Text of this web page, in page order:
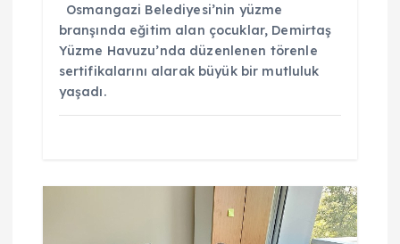
Osmangazi Belediyesi’nin yüzme
branşında eğitim alan çocuklar, Demirtaş
Yüzme Havuzu’nda düzenlenen törenle
sertifikalarını alarak büyük bir mutluluk
yaşadı.